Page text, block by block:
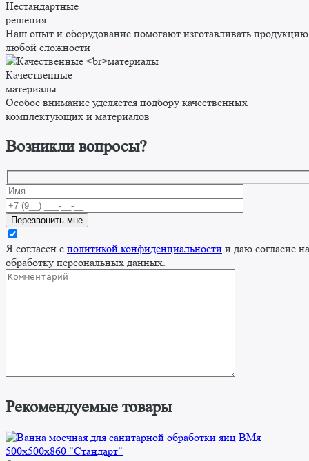
Нестандартные
решения
Наш опыт и оборудование помогают изготавливать продукцию
любой сложности
Качественные
материалы
Особое внимание уделяется подбору качественных
комплектующих и материалов
Возникли вопросы?
Я согласен с политикой конфиденциальности и даю согласие на
обработку персональных данных.
Рекомендуемые товары